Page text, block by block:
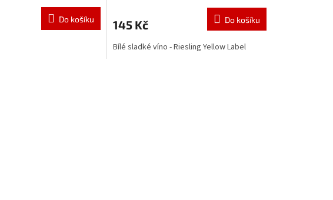
Do košíku 145 Kč Do košíku
Bílé sladké víno - Riesling Yellow Label